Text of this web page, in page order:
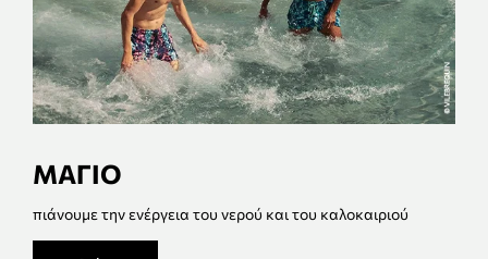
ΜΑΓΙΟ
πιάνουμε την ενέργεια του νερού και του καλοκαιριού